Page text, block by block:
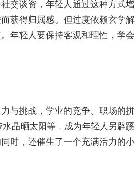
交谈资，年轻人通过这种方式增
获得归属感。但过度依赖玄学解
年轻人要保持客观和理性，学会
与挑战，学业的竞争、职场的拼
晶晒太阳等，成为年轻人另辟蹊
时，还催生了一个充满活力的小